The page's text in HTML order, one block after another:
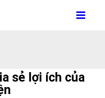
sẻ lợi ích của